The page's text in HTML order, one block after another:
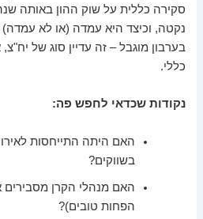
סקירה כללית על שוק ההון באותה
נקטה, וכיצד היא עמדה (או לא
בערבון מוגבל – זה עדיין סוג של
כללי.
נקודות שכדאי לחפש פה:
האם היתה התייחסות
בשווקים?
האם מנהלי הקרן מסבירים
הפחות טובים)?